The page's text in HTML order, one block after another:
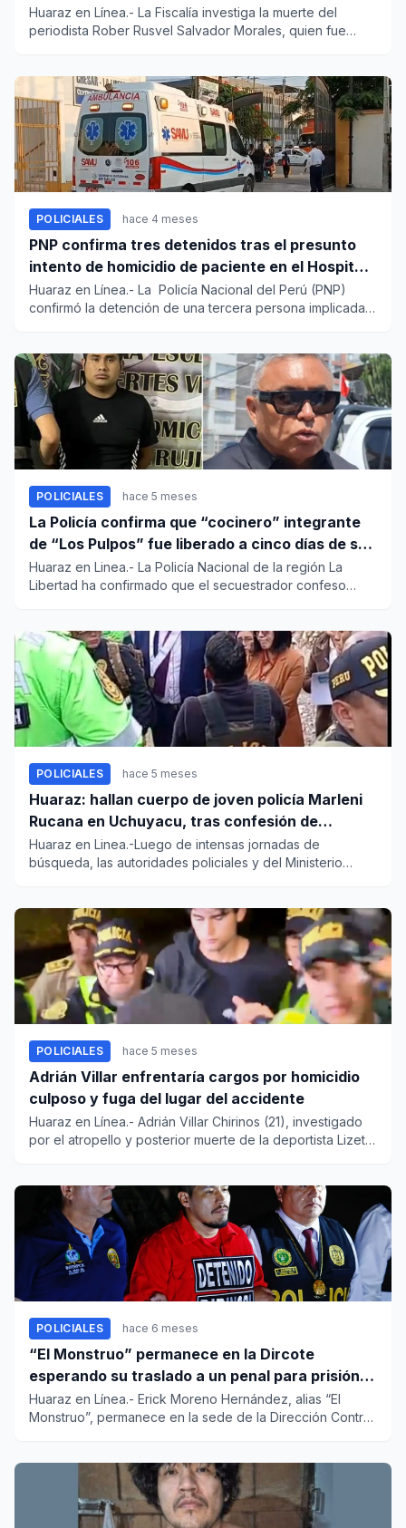
Huaraz en Línea.- La Fiscalía investiga la muerte del
periodista Rober Rusvel Salvador Morales, quien fue
POLICIALES hace 4 meses
PNP confirma tres detenidos tras el presunto
intento de homicidio de paciente en el Hospital
Regional de Trujillo
Huaraz en Línea.- La Policía Nacional del Perú (PNP)
confirmó la detención de una tercera persona implicada
POLICIALES hace 5 meses
La Policía confirma que “cocinero” integrante
de “Los Pulpos” fue liberado a cinco días de su
detención en Trujillo
Huaraz en Linea.- La Policía Nacional de la región La
Libertad ha confirmado que el secuestrador confeso
POLICIALES hace 5 meses
Huaraz: hallan cuerpo de joven policía Marleni
Rucana en Uchuyacu, tras confesión de
implicado
Huaraz en Linea.-Luego de intensas jornadas de
búsqueda, las autoridades policiales y del Ministerio
POLICIALES hace 5 meses
Adrián Villar enfrentaría cargos por homicidio
culposo y fuga del lugar del accidente
Huaraz en Línea.- Adrián Villar Chirinos (21), investigado
por el atropello y posterior muerte de la deportista Lizeth
POLICIALES hace 6 meses
“El Monstruo” permanece en la Dircote
esperando su traslado a un penal para prisión
preventiva
Huaraz en Línea.- Erick Moreno Hernández, alias “El
Monstruo”, permanece en la sede de la Dirección Contra